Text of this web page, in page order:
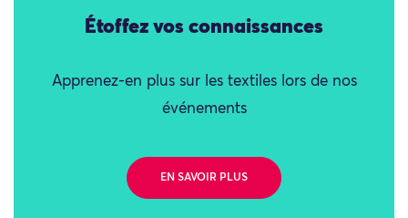
Étoffez vos connaissances
Apprenez-en plus sur les textiles lors de nos
événements
EN SAVOIR PLUS